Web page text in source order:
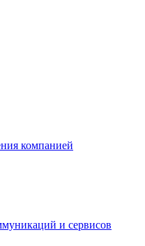
компанией
и сервисов